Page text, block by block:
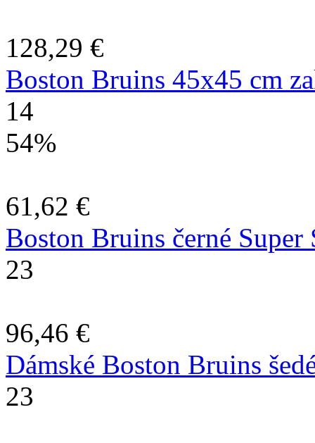
128,29 €
Boston Bruins 45x45 cm
14
54%
61,62 €
Boston Bruins černé
23
96,46 €
Dámské Boston Bruins
23